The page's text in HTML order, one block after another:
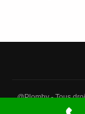
@Plomby - Tous